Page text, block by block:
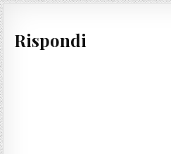
Rispondi